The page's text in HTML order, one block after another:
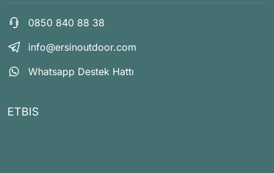
0850 840 88 38
info@ersinoutdoor.com
Whatsapp Destek Hattı
ETBIS